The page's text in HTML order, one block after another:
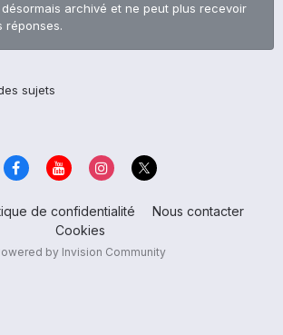
archivé et ne peut plus recevoir
réponses.
sujets
de confidentialité
Nous contacter
Cookies
by Invision Community